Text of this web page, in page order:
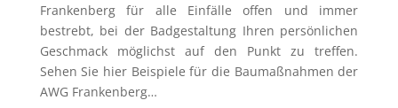
Frankenberg für alle Einfälle offen und immer
bestrebt, bei der Badgestaltung Ihren persönlichen
Geschmack möglichst auf den Punkt zu treffen.
Sehen Sie hier Beispiele für die Baumaßnahmen der
AWG Frankenberg…